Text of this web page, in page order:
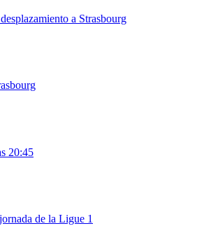
a Strasbourg
20:45
de la Ligue 1